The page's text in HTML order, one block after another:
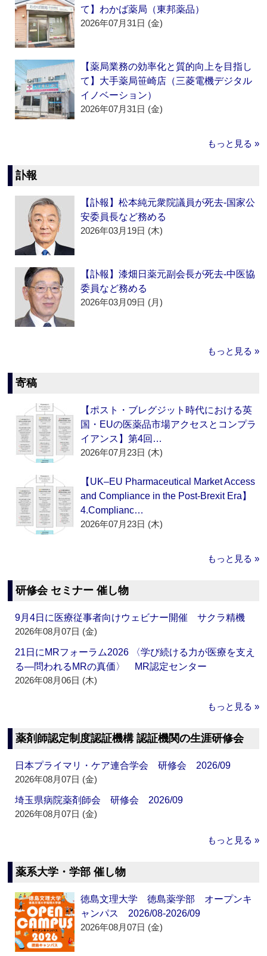
て】わかば薬局（東邦薬品）
2026年07月31日 (金)
【薬局業務の効率化と質的向上を目指し
て】大手薬局笹崎店（三菱電機デジタル
イノベーション）
2026年07月31日 (金)
もっと見る »
訃報
【訃報】松本純元衆院議員が死去‐国家公
安委員長など務める
2026年03月19日 (木)
【訃報】漆畑日薬元副会長が死去‐中医協
委員など務める
2026年03月09日 (月)
もっと見る »
寄稿
【ポスト・ブレグジット時代における英
国・EUの医薬品市場アクセスとコンプラ
イアンス】第4回…
2026年07月23日 (木)
【UK–EU Pharmaceutical Market Access
and Compliance in the Post-Brexit Era】
4.Complianc…
2026年07月23日 (木)
もっと見る »
研修会 セミナー 催し物
9月4日に医療従事者向けウェビナー開催 サクラ精機
2026年08月07日 (金)
21日にMRフォーラム2026 〈学び続ける力が医療を支え
る―問われるMRの真価〉 MR認定センター
2026年08月06日 (木)
もっと見る »
薬剤師認定制度認証機構 認証機関の生涯研修会
日本プライマリ・ケア連合学会 研修会 2026/09
2026年08月07日 (金)
埼玉県病院薬剤師会 研修会 2026/09
2026年08月07日 (金)
もっと見る »
薬系大学・学部 催し物
徳島文理大学 徳島薬学部 オープンキ
ャンパス 2026/08-2026/09
2026年08月07日 (金)